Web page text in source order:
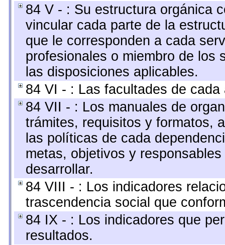
84 V - : Su estructura orgánica
vincular cada parte de la
que le corresponden a cada
profesionales o miembro de los
las disposiciones aplicables.
84 VI - : Las facultades de cada
84 VII - : Los manuales de
trámites, requisitos y formatos,
las políticas de cada
metas, objetivos y
desarrollar.
84 VIII - : Los indicadores
trascendencia social que
84 IX - : Los indicadores que
resultados.